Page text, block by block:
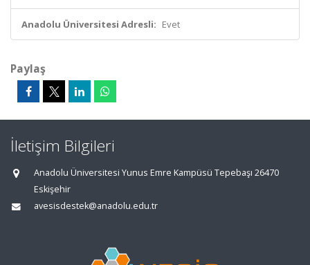
Anadolu Üniversitesi Adresli: Evet
Paylaş
İletişim Bilgileri
Anadolu Üniversitesi Yunus Emre Kampüsü Tepebaşı 26470
Eskişehir
avesisdestek@anadolu.edu.tr